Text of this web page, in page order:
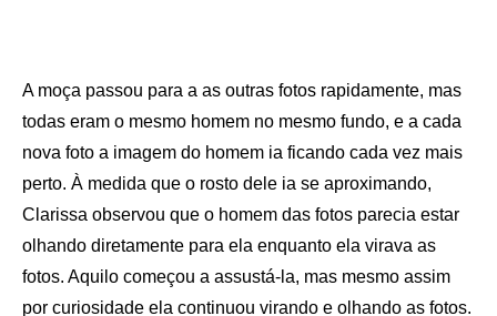
A moça passou para a as outras fotos rapidamente, mas
todas eram o mesmo homem no mesmo fundo, e a cada
nova foto a imagem do homem ia ficando cada vez mais
perto. À medida que o rosto dele ia se aproximando,
Clarissa observou que o homem das fotos parecia estar
olhando diretamente para ela enquanto ela virava as
fotos. Aquilo começou a assustá-la, mas mesmo assim
por curiosidade ela continuou virando e olhando as fotos.